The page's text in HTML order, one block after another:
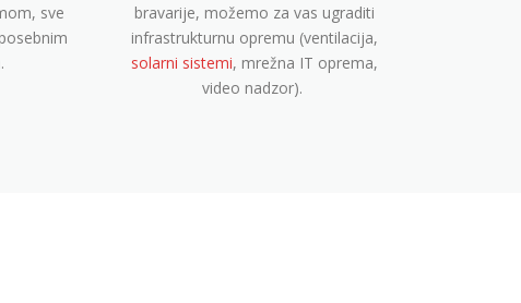
sve
bravarije, možemo za vas ugraditi
infrastrukturnu opremu (ventilacija,
solarni sistemi, mrežna IT oprema,
video nadzor).